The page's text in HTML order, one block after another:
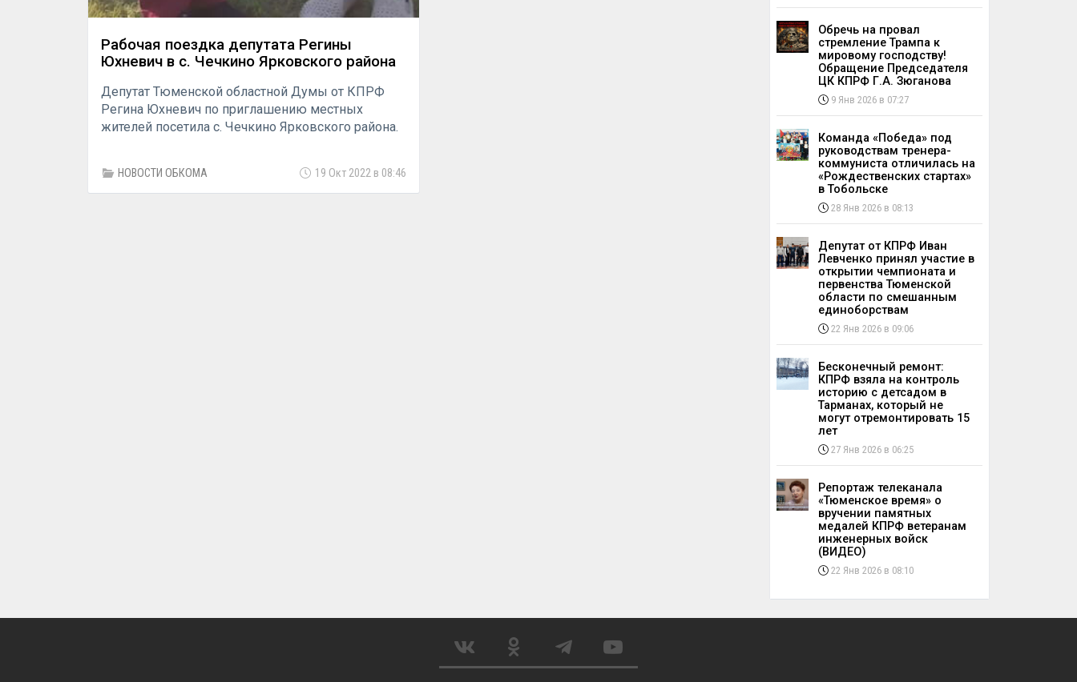
Рабочая поездка депутата Регины
Юхневич в с. Чечкино Ярковского района
Депутат Тюменской областной Думы от КПРФ
Регина Юхневич по приглашению местных
жителей посетила с. Чечкино Ярковского района.
НОВОСТИ ОБКОМА 19 Окт 2022 в 08:46
Обречь на провал
стремление Трампа к
мировому господству!
Обращение Председателя
ЦК КПРФ Г.А. Зюганова
9 Янв 2026 в 07:27
Команда «Победа» под
руководствам тренера-
коммуниста отличилась на
«Рождественских стартах»
в Тобольске
28 Янв 2026 в 08:13
Депутат от КПРФ Иван
Левченко принял участие в
открытии чемпионата и
первенства Тюменской
области по смешанным
единоборствам
22 Янв 2026 в 09:06
Бесконечный ремонт:
КПРФ взяла на контроль
историю с детсадом в
Тарманах, который не
могут отремонтировать 15
лет
27 Янв 2026 в 06:25
Репортаж телеканала
«Тюменское время» о
вручении памятных
медалей КПРФ ветеранам
инженерных войск
(ВИДЕО)
22 Янв 2026 в 08:10